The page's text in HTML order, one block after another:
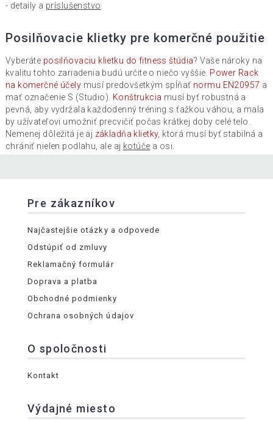
- detaily a príslušenstvo
Posilňovacie klietky pre komerčné použitie
Vyberáte posilňovaciu klietku do fitness štúdia? Vaše nároky na
kvalitu tohto zariadenia budú určite o niečo vyššie. Power Rack
na komerčné účely musí predovšetkým spĺňať normu EN20957 a
mať označenie S (Studio). Konštrukcia musí byť robustná a
pevná, aby vydržala každodenný tréning s ťažkou váhou, a mala
by užívateľovi umožniť precvičiť počas krátkej doby celé telo.
Nemenej dôležitá je aj základňa klietky, ktorá musí byť stabilná a
chrániť nielen podlahu, ale aj kotúče a osi.
Pre zákazníkov
Najčastejšie otázky a odpovede
Odstúpiť od zmluvy
Reklamačný formulár
Doprava a platba
Obchodné podmienky
Ochrana osobných údajov
O spoločnosti
Kontakt
Výdajné miesto